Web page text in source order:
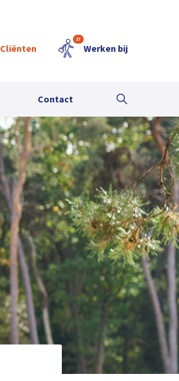
Cliënten
17
Werken bij
Contact